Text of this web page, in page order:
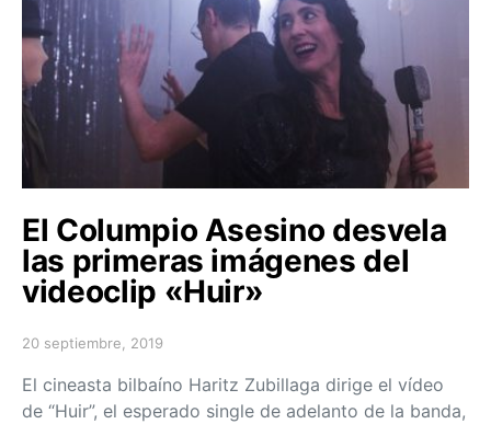
El Columpio Asesino desvela
las primeras imágenes del
videoclip «Huir»
Posted on
20 septiembre, 2019
El cineasta bilbaíno Haritz Zubillaga dirige el vídeo
de “Huir”, el esperado single de adelanto de la banda,